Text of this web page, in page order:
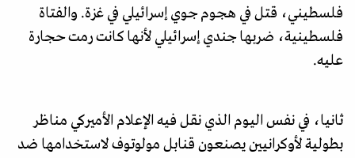
فلسطيني، قتل في هجوم جوي إسرائيلي في غزة. والفتاة
فلسطينية، ضربها جندي إسرائيلي لأنها كانت رمت حجارة
عليه.
ثانيا، في نفس اليوم الذي نقل فيه الإعلام الأميركي مناظر
بطولية لأوكرانيين يصنعون قنابل مولوتوف لاستخدامها ضد